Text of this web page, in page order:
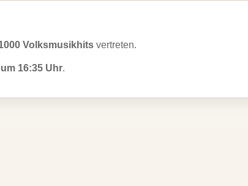
Volksmusikhits vertreten.
16:35 Uhr.